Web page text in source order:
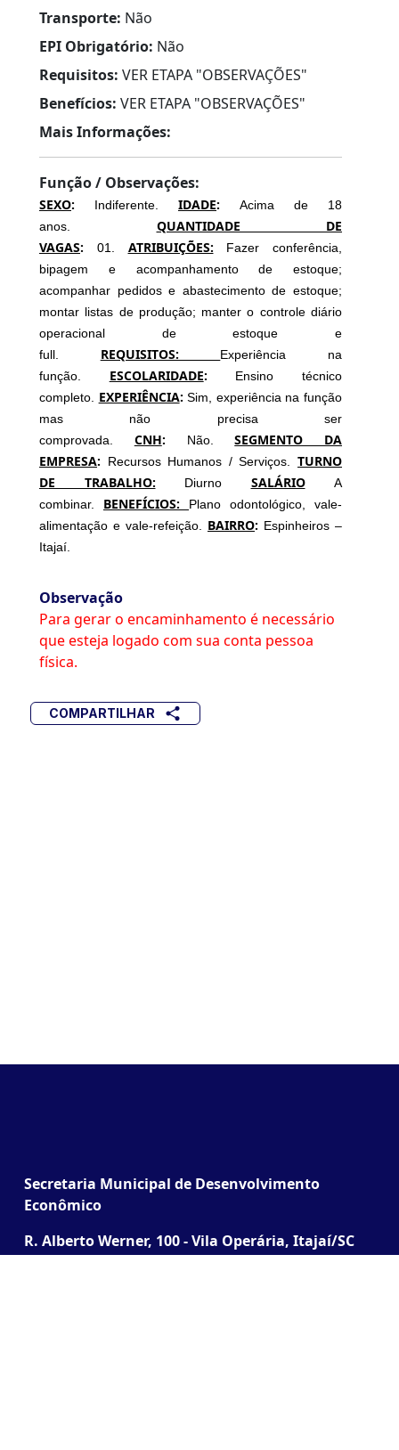
Transporte: Não
EPI Obrigatório: Não
Requisitos: VER ETAPA "OBSERVAÇÕES"
Benefícios: VER ETAPA "OBSERVAÇÕES"
Mais Informações:
Função / Observações:
SEXO: Indiferente. IDADE: Acima de 18
anos. QUANTIDADE DE
VAGAS: 01. ATRIBUIÇÕES: Fazer conferência,
bipagem e acompanhamento de estoque;
acompanhar pedidos e abastecimento de estoque;
montar listas de produção; manter o controle diário
operacional de estoque e
full. REQUISITOS:
Experiência na
função. ESCOLARIDADE: Ensino técnico
completo. EXPERIÊNCIA: Sim, experiência na função
mas não precisa ser
comprovada. CNH: Não.SEGMENTO DA
EMPRESA: Recursos Humanos / Serviços. TURNO
DE TRABALHO: Diurno SALÁRIOA
combinar. BENEFÍCIOS:
Plano odontológico, vale-
alimentação e vale-refeição. BAIRRO: Espinheiros –
Itajaí.
Observação
Para gerar o encaminhamento é necessário
que esteja logado com sua conta pessoa
física.
COMPARTILHAR
Secretaria Municipal de Desenvolvimento
Econômico
R. Alberto Werner, 100 - Vila Operária, Itajaí/SC